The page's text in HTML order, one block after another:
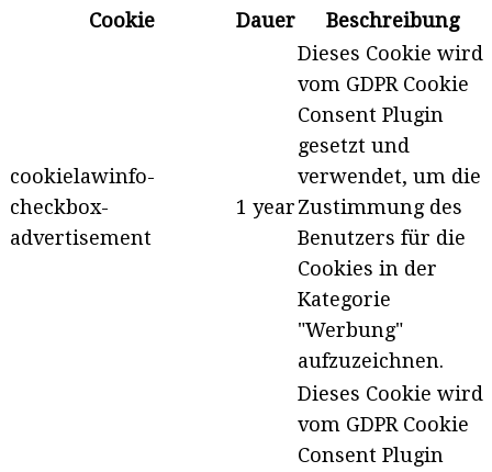
Cookie Dauer Beschreibung
cookielawinfo-
checkbox-
advertisement
1 year
Dieses Cookie wird
vom GDPR Cookie
Consent Plugin
gesetzt und
verwendet, um die
Zustimmung des
Benutzers für die
Cookies in der
Kategorie
"Werbung"
aufzuzeichnen.
Dieses Cookie wird
vom GDPR Cookie
Consent Plugin